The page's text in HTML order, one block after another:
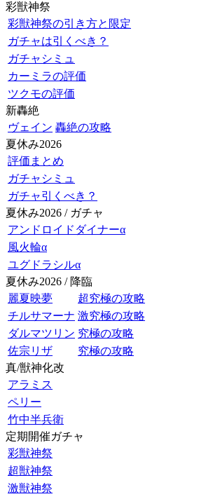
彩獣神祭
彩獣神祭の引き方と限定
ガチャは引くべき？
ガチャシミュ
カーミラの評価
ツクモの評価
新轟絶
ヴェイン 轟絶の攻略
夏休み2026
評価まとめ
ガチャシミュ
ガチャ引くべき？
夏休み2026 / ガチャ
アンドロイドダイナーα
風火輪α
ユグドラシルα
夏休み2026 / 降臨
麗夏映夢
超究極の攻略
チルサマーナ 激究極の攻略
ダルマツリン 究極の攻略
佐宗リザ
究極の攻略
真/獣神化改
アラミス
ペリー
竹中半兵衛
定期開催ガチャ
彩獣神祭
超獣神祭
激獣神祭